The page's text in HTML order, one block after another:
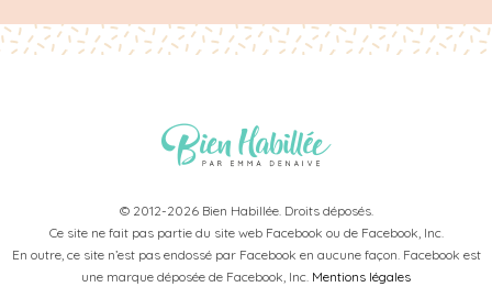
© 2012-2026 Bien Habillée. Droits déposés.
Ce site ne fait pas partie du site web Facebook ou de Facebook, Inc.
En outre, ce site n’est pas endossé par Facebook en aucune façon. Facebook est
une marque déposée de Facebook, Inc. Mentions légales